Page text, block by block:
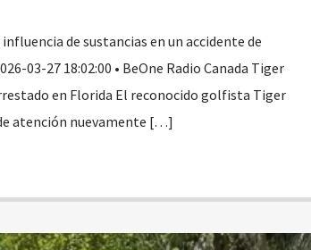
de sustancias en un accidente de
03-27 18:02:00 • BeOne Radio Canada Tiger
en Florida El reconocido golfista Tiger
atención nuevamente […]